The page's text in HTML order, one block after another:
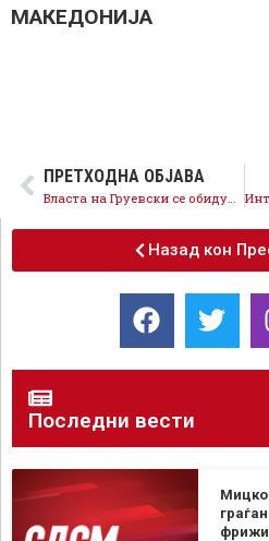
МАКЕДОНИЈА
ПРЕТХОДНА ОБЈАВА
Назад кон
Последни вести